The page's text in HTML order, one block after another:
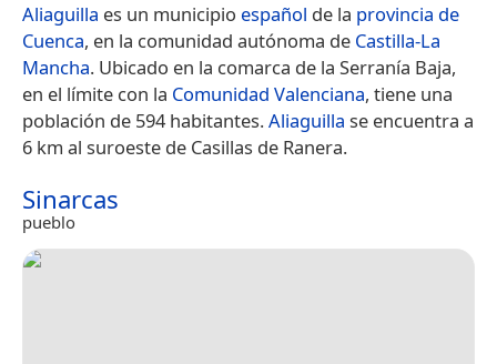
Aliaguilla es un municipio español de la provincia de
Cuenca, en la comunidad autónoma de Castilla-La
Mancha. Ubicado en la comarca de la Serranía Baja,
en el límite con la Comunidad Valenciana, tiene una
población de 594 habitantes.Aliaguilla se encuentra a
6 km al suroeste de Casillas de Ranera.
Sinarcas
pueblo